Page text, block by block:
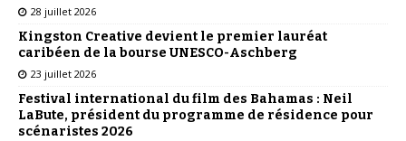
28 juillet 2026
Kingston Creative devient le premier lauréat
caribéen de la bourse UNESCO-Aschberg
23 juillet 2026
Festival international du film des Bahamas : Neil
LaBute, président du programme de résidence pour
scénaristes 2026